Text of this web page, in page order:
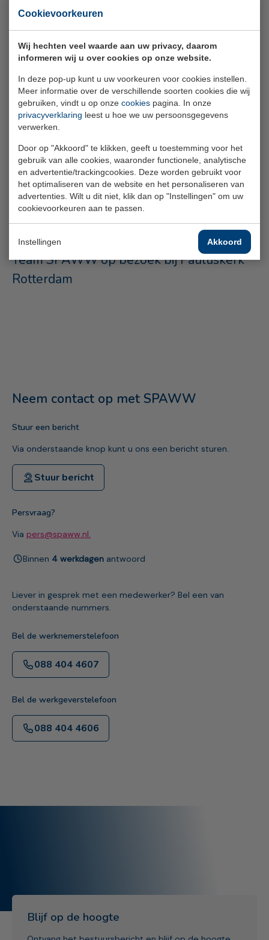
Cookievoorkeuren
Wij hechten veel waarde aan uw privacy, daarom
informeren wij u over cookies op onze website.
In deze pop-up kunt u uw voorkeuren voor cookies instellen.
Meer informatie over de verschillende soorten cookies die wij
gebruiken, vindt u op onze cookies pagina. In onze
privacyverklaring leest u hoe we uw persoonsgegevens
verwerken.
Door op "Akkoord" te klikken, geeft u toestemming voor het
gebruik van alle cookies, waaronder functionele, analytische
en advertentie/trackingcookies. Deze worden gebruikt voor
het optimaliseren van de website en het personaliseren van
advertenties. Wilt u dit niet, klik dan op "Instellingen" om uw
cookievoorkeuren aan te passen.
Instellingen Akkoord
Stichting van de Arbeid wil PAWW-
regeling voortzetten
5 maart 2026
Team SPAWW op bezoek bij Pauluskerk
Rotterdam
Neem contact op met SPAWW
Stuur een bericht
Via onderstaande knop kunt u ons een bericht sturen.
Stuur bericht
Persvraag?
Via pers@spaww.nl.
Binnen 4 werkdagenantwoord
Liever in gesprek met een medewerker? Bel een van
onderstaande nummers.
Bel de werknemerstelefoon
088 404 4607
Bel de werkgeverstelefoon
088 404 4606
Blijf op de hoogte